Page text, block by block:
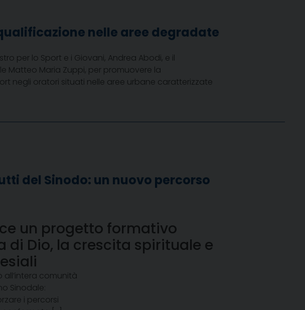
nelle aree degradate
per lo Sport e i Giovani, Andrea Abodi, e il
Matteo Maria Zuppi, per promuovere la
negli oratori situati nelle aree urbane caratterizzate
del Sinodo: un nuovo percorso
un progetto formativo
di Dio, la crescita spirituale e
comunità
Sinodale:
i percorsi